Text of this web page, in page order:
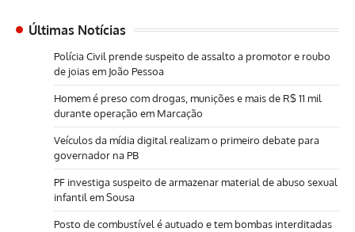
Últimas Notícias
Polícia Civil prende suspeito de assalto a promotor e roubo
de joias em João Pessoa
Homem é preso com drogas, munições e mais de R$ 11 mil
durante operação em Marcação
Veículos da mídia digital realizam o primeiro debate para
governador na PB
PF investiga suspeito de armazenar material de abuso sexual
infantil em Sousa
Posto de combustível é autuado e tem bombas interditadas